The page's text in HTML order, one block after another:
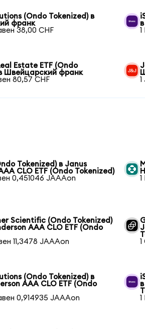
(Ondo Tokenized) в
франк
38,00 CHF
Estate ETF (Ondo
Швейцарский франк
80,57 CHF
Tokenized) в Janus
CLO ETF (Ondo Tokenized)
0,451046 JAAAon
Scientific (Ondo Tokenized)
AAA CLO ETF (Ondo
11,3478 JAAAon
(Ondo Tokenized) в
AAA CLO ETF (Ondo
0,914935 JAAAon